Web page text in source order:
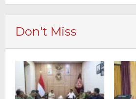
Don't Miss